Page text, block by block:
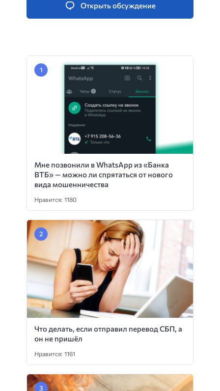
Открыть обсуждение
Мне позвонили в WhatsApp из «Банка
ВТБ» — можно ли спрятаться от нового
вида мошенничества
Нравится: 1180
Что делать, если отправил перевод СБП, а
он не пришёл
Нравится: 1161